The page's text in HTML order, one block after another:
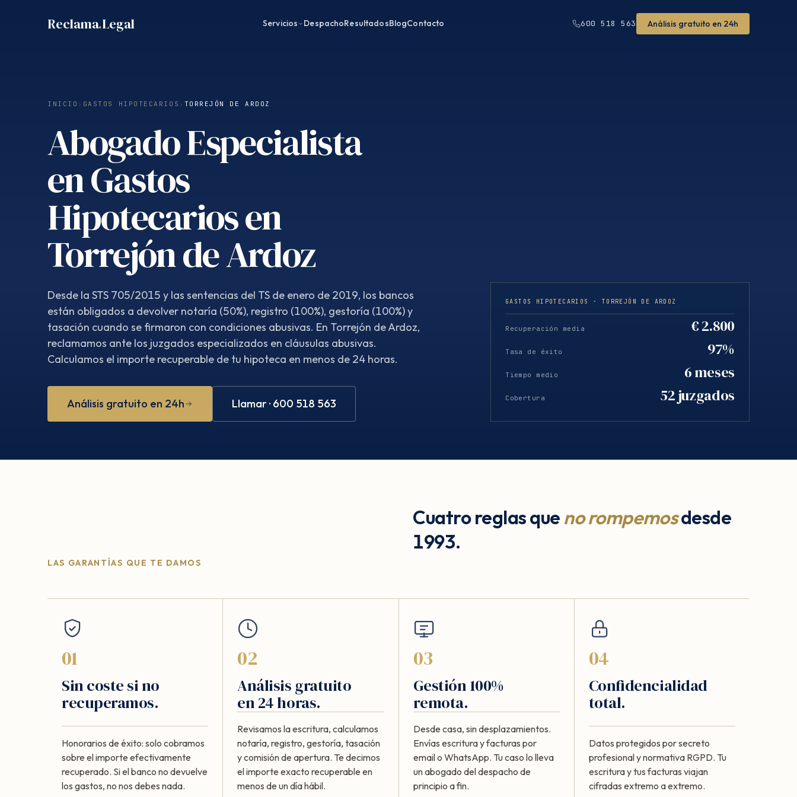
Reclama.Legal Servicios DespachoResultadosBlogContacto 600 518 563 Análisis gratuito en 24h
INICIO › GASTOS HIPOTECARIOS › TORREJÓN DE ARDOZ
Abogado Especialista
en Gastos
Hipotecarios en
Torrejón de Ardoz
Desde la STS 705/2015 y las sentencias del TS de enero de 2019, los bancos
están obligados a devolver notaría (50%), registro (100%), gestoría (100%) y
tasación cuando se firmaron con condiciones abusivas. En Torrejón de Ardoz,
reclamamos ante los juzgados especializados en cláusulas abusivas.
Calculamos el importe recuperable de tu hipoteca en menos de 24 horas.
Análisis gratuito en 24h Llamar · 600 518 563
GASTOS HIPOTECARIOS · TORREJÓN DE ARDOZ
Recuperación media € 2.800
Tasa de éxito 97%
Tiempo medio 6 meses
Cobertura 52 juzgados
LAS GARANTÍAS QUE TE DAMOS
Cuatro reglas que no rompemosdesde
1993.
01
Sin coste si no
recuperamos.
Honorarios de éxito: solo cobramos
sobre el importe efectivamente
recuperado. Si el banco no devuelve
los gastos, no nos debes nada.
02
Análisis gratuito
en 24 horas.
Revisamos la escritura, calculamos
notaría, registro, gestoría, tasación
y comisión de apertura. Te decimos
el importe exacto recuperable en
menos de un día hábil.
03
Gestión 100%
remota.
Desde casa, sin desplazamientos.
Envías escritura y facturas por
email o WhatsApp. Tu caso lo lleva
un abogado del despacho de
principio a fin.
04
Confidencialidad
total.
Datos protegidos por secreto
profesional y normativa RGPD. Tu
escritura y tus facturas viajan
cifradas extremo a extremo.